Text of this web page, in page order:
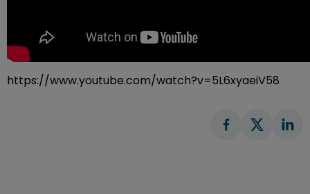
https://www.youtube.com/watch?v=5L6xyaeiV58